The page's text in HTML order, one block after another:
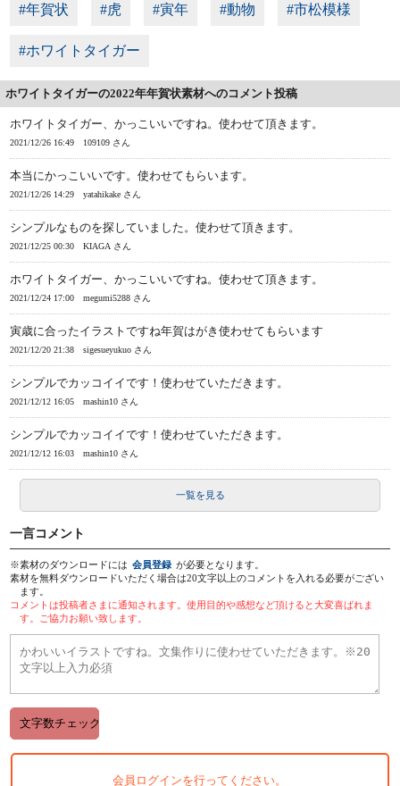
#年賀状 #虎 #寅年 #動物 #市松模様
#ホワイトタイガー
ホワイトタイガーの2022年年賀状素材へのコメント投稿
ホワイトタイガー、かっこいいですね。使わせて頂きます。
2021/12/26 16:49 109109 さん
本当にかっこいいです。使わせてもらいます。
2021/12/26 14:29 yatahikake さん
シンプルなものを探していました。使わせて頂きます。
2021/12/25 00:30 KIAGA さん
ホワイトタイガー、かっこいいですね。使わせて頂きます。
2021/12/24 17:00 megumi5288 さん
寅歳に合ったイラストですね年賀はがき使わせてもらいます
2021/12/20 21:38 sigesueyukuo さん
シンプルでカッコイイです！使わせていただきます。
2021/12/12 16:05 mashin10 さん
シンプルでカッコイイです！使わせていただきます。
2021/12/12 16:03 mashin10 さん
一覧を見る
一言コメント
※素材のダウンロードには 会員登録 が必要となります。
素材を無料ダウンロードいただく場合は20文字以上のコメントを入れる必要がござい
ます。
コメントは投稿者さまに通知されます。使用目的や感想など頂けると大変喜ばれま
す。ご協力お願い致します。
会員ログインを行ってください。